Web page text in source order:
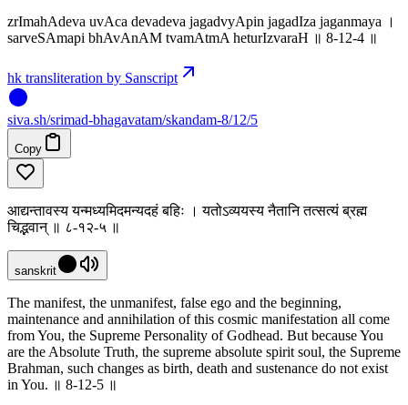
zrImahAdeva uvAca devadeva jagadvyApin jagadIza jaganmaya ।
sarveSAmapi bhAvAnAM tvamAtmA heturIzvaraH ॥ 8-12-4 ॥
hk transliteration by Sanscript
siva.sh/srimad-bhagavatam/skandam-8/12/5
Copy
आद्यन्तावस्य यन्मध्यमिदमन्यदहं बहिः । यतोऽव्ययस्य नैतानि तत्सत्यं ब्रह्म
चिद्भवान् ॥ ८-१२-५ ॥
sanskrit
The manifest, the unmanifest, false ego and the beginning,
maintenance and annihilation of this cosmic manifestation all come
from You, the Supreme Personality of Godhead. But because You
are the Absolute Truth, the supreme absolute spirit soul, the Supreme
Brahman, such changes as birth, death and sustenance do not exist
in You. ॥ 8-12-5 ॥